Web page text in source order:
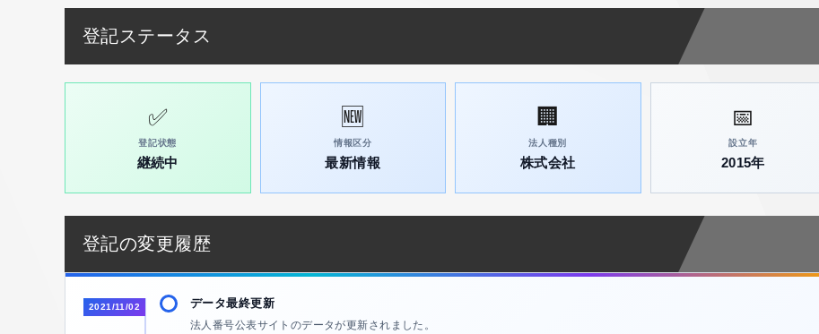
登記ステータス
✅
登記状態
継続中
🆕
情報区分
最新情報
🏢
法人種別
株式会社
📅
設立年
2015年
登記の変更履歴
2021/11/02 データ最終更新
法人番号公表サイトのデータが更新されました。